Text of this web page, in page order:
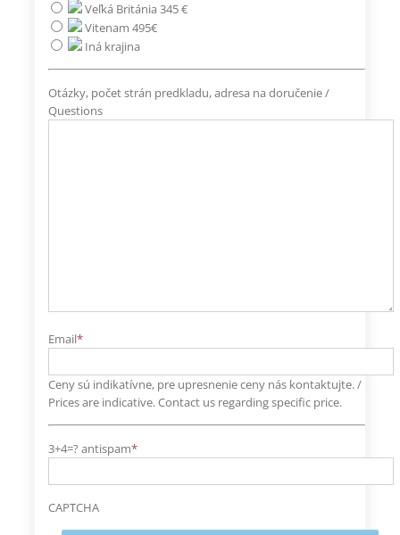
Veľká Británia 345 €
Vitenam 495€
Iná krajina
Otázky, počet strán predkladu, adresa na doručenie /
Questions
Email*
Ceny sú indikatívne, pre upresnenie ceny nás kontaktujte. /
Prices are indicative. Contact us regarding specific price.
3+4=? antispam*
CAPTCHA